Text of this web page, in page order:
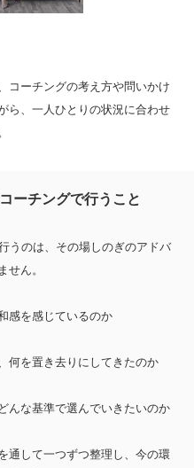
コーチングの考え方や問いかけ
ら、一人ひとりの状況に合わせ
ーチングで行うこと
うのは、その場しのぎのアドバ
ん。
感を感じているのか
何を置き去りにしてきたのか
んな基準で選んでいきたいのか
通して一つずつ整理し、今の環